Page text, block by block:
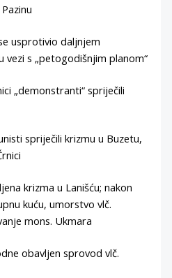
usprotivio daljnjem
s „petogodišnjim planom“
„demonstranti“ spriječili
spriječili krizmu u Buzetu,
krizma u Lanišću; nakon
kuću, umorstvo vlč.
mons. Ukmara
obavljen sprovod vlč.